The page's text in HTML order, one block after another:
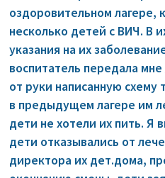
оздоровительном лагере,
несколько детей с ВИЧ. В
указания на их
воспитатель передала
от руки написанную схему
в предыдущем лагере им
дети не хотели их пить. Я
дети отказывались от
директора их дет.дома,